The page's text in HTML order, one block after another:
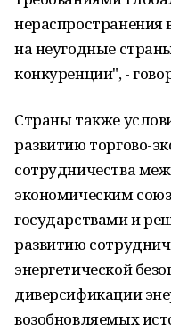
нераспространения
на неугодные
конкуренции", -
Страны также
развитию торгово-
сотрудничества
экономическим
государствами и
развитию
энергетической
диверсификации
возобновляемых